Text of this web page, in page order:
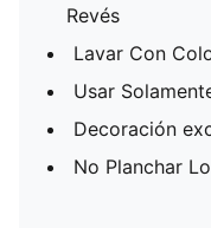
Revés
Lavar Con
Usar
Decoración
No Planchar